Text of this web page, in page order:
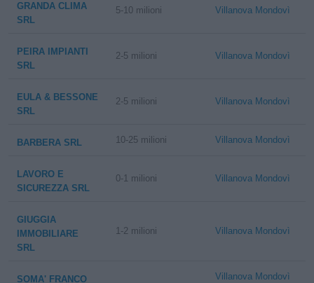
GRANDA CLIMA
SRL
5-10 milioni Villanova Mondovì
PEIRA IMPIANTI
SRL
2-5 milioni Villanova Mondovì
EULA & BESSONE
SRL
2-5 milioni Villanova Mondovì
BARBERA SRL 10-25 milioni Villanova Mondovì
LAVORO E
SICUREZZA SRL
0-1 milioni Villanova Mondovì
GIUGGIA
IMMOBILIARE
SRL
1-2 milioni Villanova Mondovì
SOMA' FRANCO Villanova Mondovì